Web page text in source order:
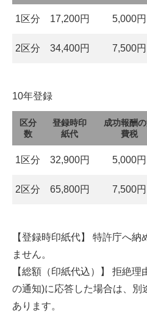
1区分 17,200円 5,000円
2区分 34,400円 7,500円
10年登録
区分
数
登録時印
紙代
成功報酬
費税
1区分 32,900円 5,000円
2区分 65,800円 7,500円
【登録時印紙代】 特許庁へ
ません。
【総額（印紙代込）】 拒絶
の通知)に応答した場合は、別
あります。